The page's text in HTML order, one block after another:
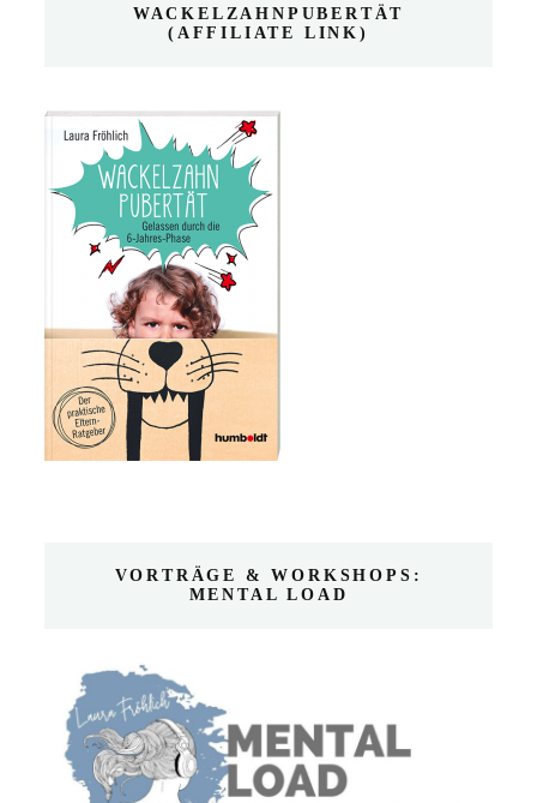
WACKELZAHNPUBERTÄT
(AFFILIATE LINK)
VORTRÄGE & WORKSHOPS:
MENTAL LOAD